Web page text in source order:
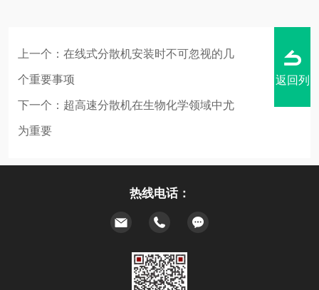
上一个： 在线式分散机安装时不可忽视的几
个重要事项
下一个： 超高速分散机在生物化学领域中尤
为重要
返回列
热线电话：